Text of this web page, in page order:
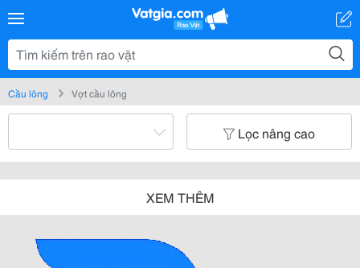
Cầu lông Vợt cầu lông
Lọc nâng cao
XEM THÊM